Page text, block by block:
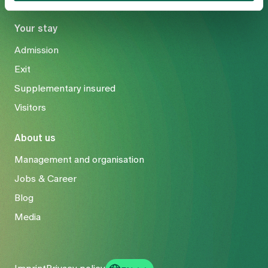
Your stay
Admission
Exit
Supplementary insured
Visitors
About us
Management and organisation
Jobs & Career
Blog
Media